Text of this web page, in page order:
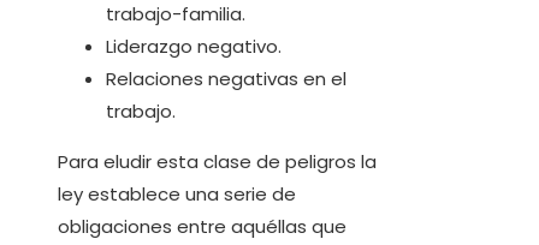
trabajo-familia.
Liderazgo negativo.
Relaciones negativas en el
trabajo.
Para eludir esta clase de peligros la
ley establece una serie de
obligaciones entre aquéllas que